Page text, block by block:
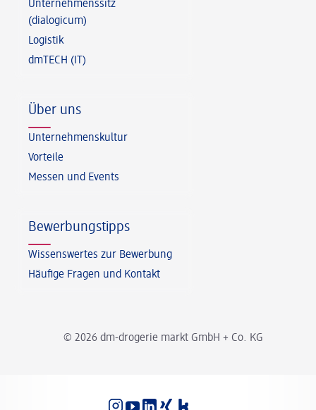
© 2026 dm-drogerie markt GmbH + Co. KG
Unternehmenssitz
(dialogicum)
Logistik
dmTECH (IT)
Über uns
Unternehmenskultur
Vorteile
Messen und Events
Bewerbungstipps
Wissenswertes zur Bewerbung
Häufige Fragen und Kontakt